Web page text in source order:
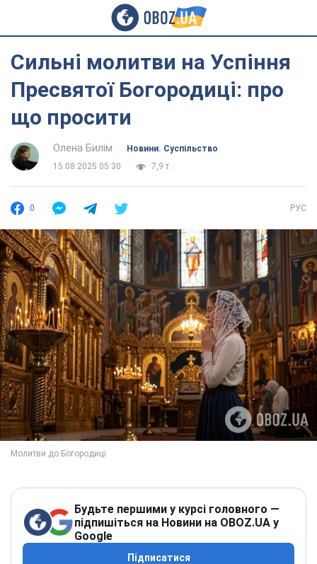
Сильні молитви на Успіння
Пресвятої Богородиці: про
що просити
Олена Билім
Новини. Суспільство
15.08.2025 05:30
7,9 т.
0 РУС
Будьте першими у курсі головного —
підпишіться на Новини на OBOZ.UA у
Google
Підписатися